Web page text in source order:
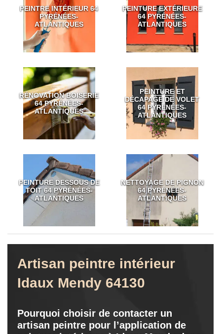
PEINTRE INTÉRIEUR 64
PYRÉNÉES-
ATLANTIQUES
PEINTURE EXTÉRIEURE
64 PYRÉNÉES-
ATLANTIQUES
RÉNOVATION BOISERIE
64 PYRÉNÉES-
ATLANTIQUES
PEINTURE ET
DÉCAPAGE DE VOLET
64 PYRÉNÉES-
ATLANTIQUES
PEINTURE DESSOUS DE
TOIT 64 PYRÉNÉES-
ATLANTIQUES
NETTOYAGE DE PIGNON
64 PYRÉNÉES-
ATLANTIQUES
Artisan peintre intérieur
Idaux Mendy 64130
Pourquoi choisir de contacter un
artisan peintre pour l’application de